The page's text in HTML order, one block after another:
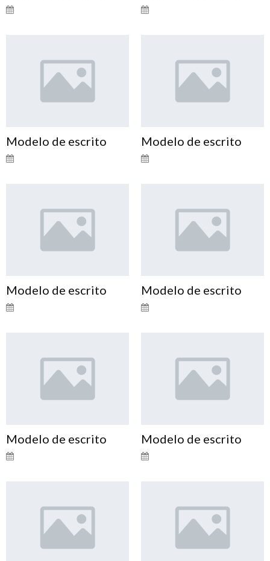
Modelo de escrito Modelo de escrito
Modelo de escrito Modelo de escrito
Modelo de escrito Modelo de escrito